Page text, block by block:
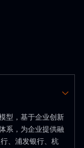
型，基于企业创新
系，为企业提供融
、浦发银行、杭